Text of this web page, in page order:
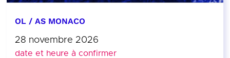
OL / AS MONACO
28 novembre 2026
date et heure à confirmer